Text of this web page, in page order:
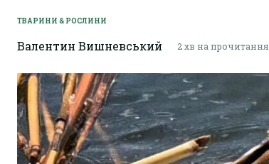
ТВАРИНИ & РОСЛИНИ
Валентин Вишневський 2 хв на прочитання